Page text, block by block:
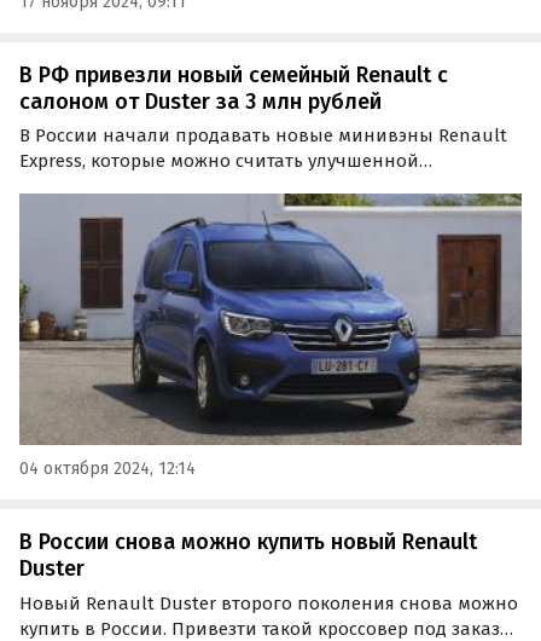
В РФ привезли новый семейный Renault с
салоном от Duster за 3 млн рублей
В России начали продавать новые минивэны Renault
Express, которые можно считать улучшенной
них на одном из сайтов объявлений стартуют от 2 950
000 рублей, пишут «Автоновости дня».
04 октября 2024, 12:14
В России снова можно купить новый Renault
Duster
Новый Renault Duster второго поколения снова можно
купить в России. Привезти такой кроссовер под заказ